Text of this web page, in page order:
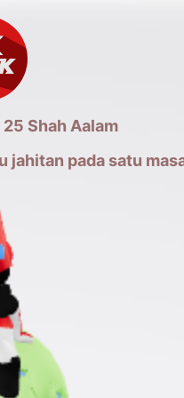
Shah Aalam
jahitan pada satu